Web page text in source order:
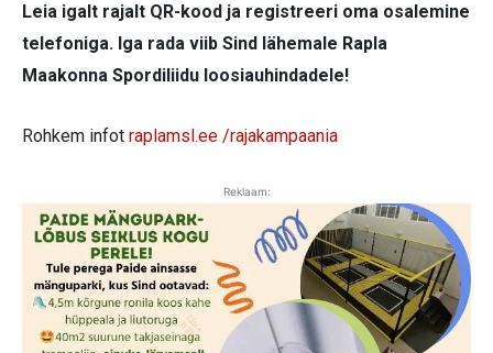
Leia igalt rajalt QR-kood ja registreeri oma osalemine
telefoniga. Iga rada viib Sind lähemale Rapla
Maakonna Spordiliidu loosiauhindadele!
Rohkem infot raplamsl.ee /rajakampaania
Reklaam: